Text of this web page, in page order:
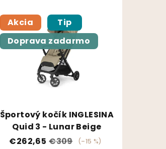
Akcia
Tip
Doprava zadarmo
Športový kočík INGLESINA
Quid 3 - Lunar Beige
€262,65 €309 (–15 %)